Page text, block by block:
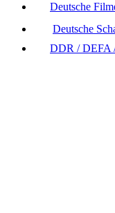
Deutsche
Deutsche
DDR / DEFA